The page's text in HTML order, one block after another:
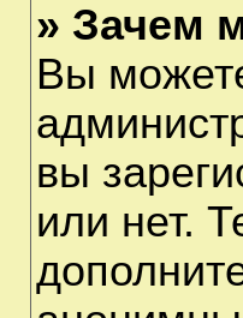
» Зачем
Вы
вы
или нет.